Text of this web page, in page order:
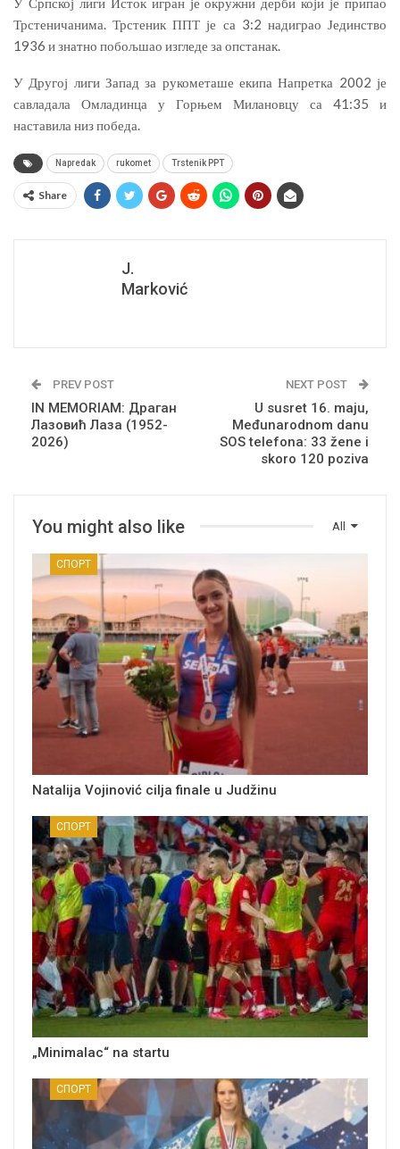
Трстеничанима. Трстеник ППТ је са 3:2 надиграо Јединство
1936 и знатно побољшао изгледе за опстанак.
У Другој лиги Запад за рукометаше екипа Напретка 2002 је
савладала Омладинца у Горњем Милановцу са 41:35 и
наставила низ победа.
Napredak rukomet Trstenik PPT
Share
J.
Marković
PREV POST
IN MEMORIAM: Драган
Лазовић Лаза (1952-
2026)
NEXT POST
U susret 16. maju,
Međunarodnom danu
SOS telefona: 33 žene i
skoro 120 poziva
All
You might also like
СПОРТ
Natalija Vojinović cilja finale u Judžinu
СПОРТ
„Minimalac“ na startu
СПОРТ